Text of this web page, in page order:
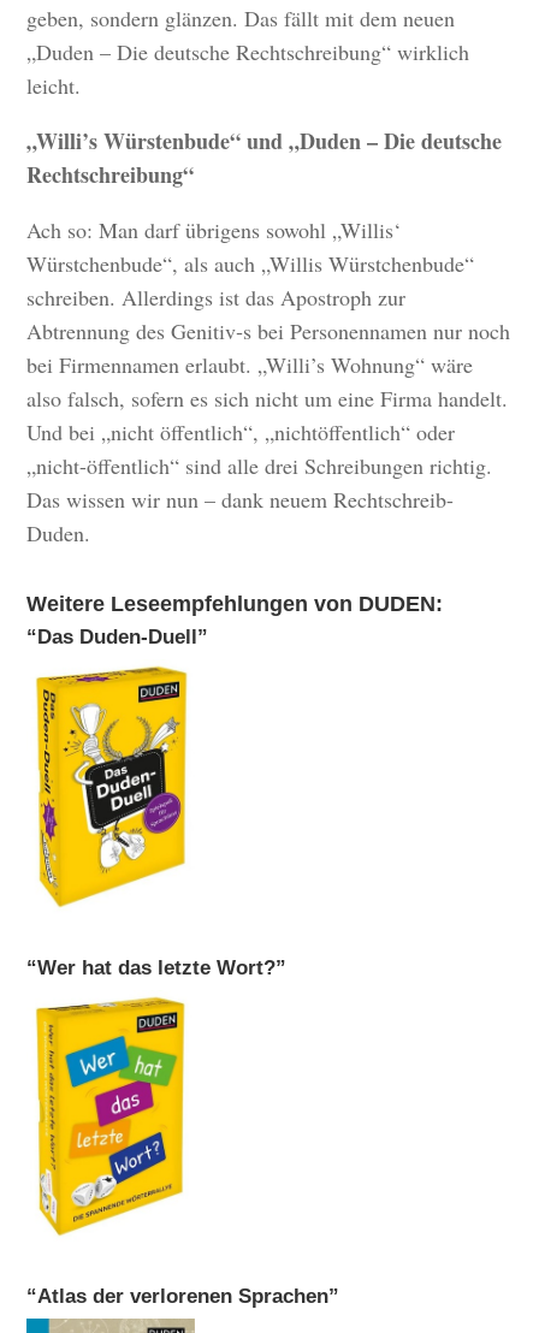
geben, sondern glänzen. Das fällt mit dem neuen
„Duden – Die deutsche Rechtschreibung“ wirklich
leicht.
„Willi’s Würstenbude“ und „Duden – Die deutsche
Rechtschreibung“
Ach so: Man darf übrigens sowohl „Willis‘
Würstchenbude“, als auch „Willis Würstchenbude“
schreiben. Allerdings ist das Apostroph zur
Abtrennung des Genitiv‐s bei Personennamen nur noch
bei Firmennamen erlaubt. „Willi’s Wohnung“ wäre
also falsch, sofern es sich nicht um eine Firma handelt.
Und bei „nicht öffentlich“, „nichtöffentlich“ oder
„nicht-öffentlich“ sind alle drei Schreibungen richtig.
Das wissen wir nun – dank neuem Rechtschreib-
Duden.
Weitere Leseempfehlungen von DUDEN:
“Das Duden-Duell”
“Wer hat das letzte Wort?”
“Atlas der verlorenen Sprachen”